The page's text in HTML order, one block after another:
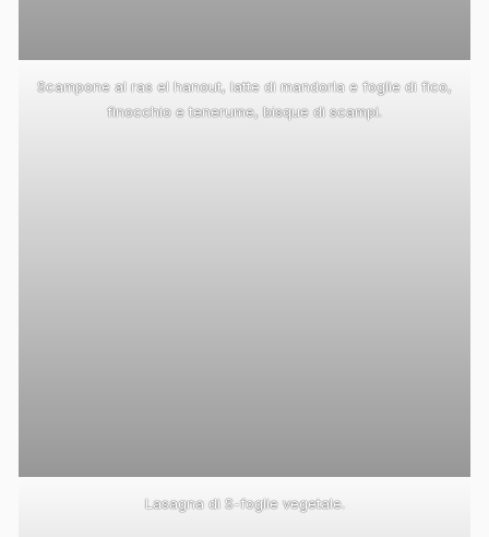
Scampone al ras el hanout, latte di mandorla e foglie di fico,
finocchio e tenerume, bisque di scampi.
Lasagna di S-foglie vegetale.